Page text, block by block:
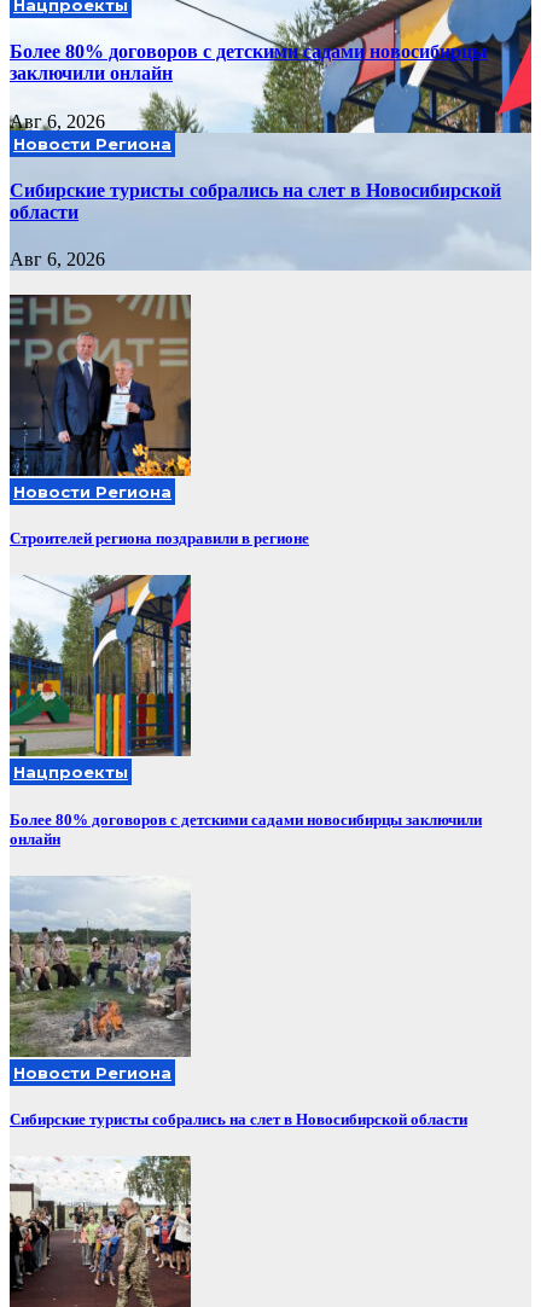
Нацпроекты
Более 80% договоров с детскими садами новосибирцы
заключили онлайн
Авг 6, 2026
Новости Региона
Сибирские туристы собрались на слет в Новосибирской
области
Авг 6, 2026
Новости Региона
Строителей региона поздравили в регионе
Нацпроекты
Более 80% договоров с детскими садами новосибирцы заключили
онлайн
Новости Региона
Сибирские туристы собрались на слет в Новосибирской области